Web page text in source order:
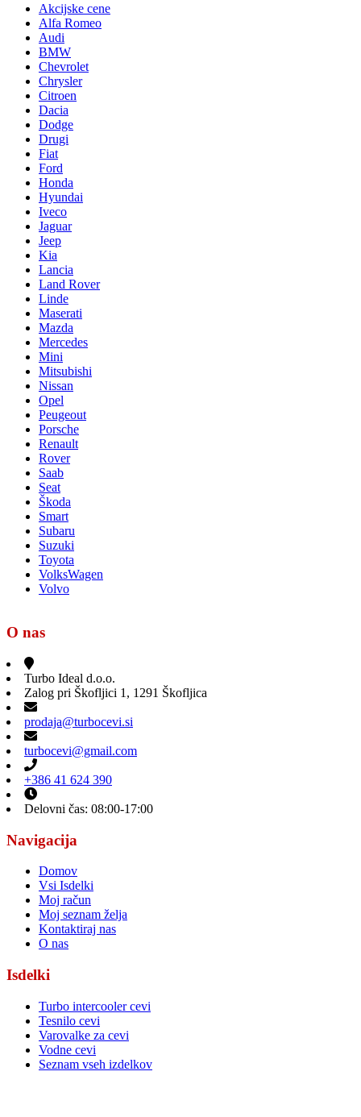
Akcijske cene
Alfa Romeo
Audi
BMW
Chevrolet
Chrysler
Citroen
Dacia
Dodge
Drugi
Fiat
Ford
Honda
Hyundai
Iveco
Jaguar
Jeep
Kia
Lancia
Land Rover
Linde
Maserati
Mazda
Mercedes
Mini
Mitsubishi
Nissan
Opel
Peugeout
Porsche
Renault
Rover
Saab
Seat
Škoda
Smart
Subaru
Suzuki
Toyota
VolksWagen
Volvo
O nas
Turbo Ideal d.o.o.
Zalog pri Škofljici 1, 1291 Škofljica
prodaja@turbocevi.si
turbocevi@gmail.com
+386 41 624 390
Delovni čas: 08:00-17:00
Navigacija
Domov
Vsi Isdelki
Moj račun
Moj seznam želja
Kontaktiraj nas
O nas
Isdelki
Turbo intercooler cevi
Tesnilo cevi
Varovalke za cevi
Vodne cevi
Seznam vseh izdelkov